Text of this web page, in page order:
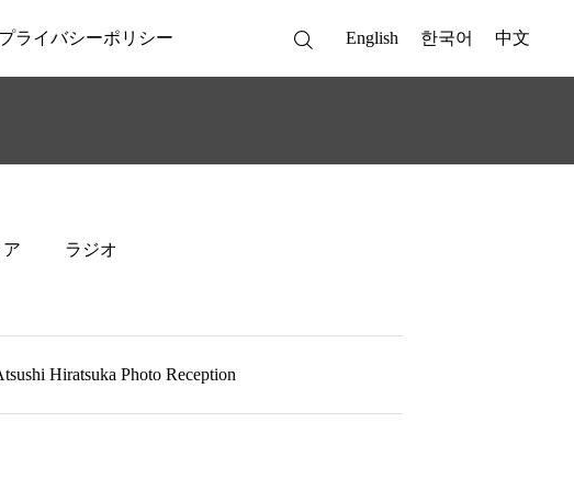
プライバシーポリシー English 한국어 中文
ア ラジオ
Hiratsuka Photo Reception